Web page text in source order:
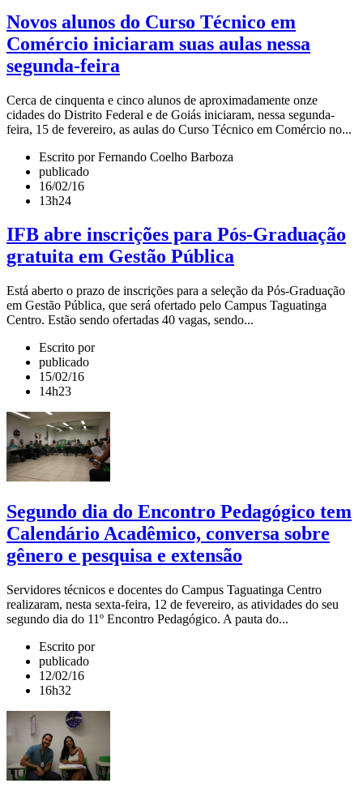
Novos alunos do Curso Técnico em
Comércio iniciaram suas aulas nessa
segunda-feira
Cerca de cinquenta e cinco alunos de aproximadamente onze
cidades do Distrito Federal e de Goiás iniciaram, nessa segunda-
feira, 15 de fevereiro, as aulas do Curso Técnico em Comércio no...
Escrito por Fernando Coelho Barboza
publicado
16/02/16
13h24
IFB abre inscrições para Pós-Graduação
gratuita em Gestão Pública
Está aberto o prazo de inscrições para a seleção da Pós-Graduação
em Gestão Pública, que será ofertado pelo Campus Taguatinga
Centro. Estão sendo ofertadas 40 vagas, sendo...
Escrito por
publicado
15/02/16
14h23
Segundo dia do Encontro Pedagógico tem
Calendário Acadêmico, conversa sobre
gênero e pesquisa e extensão
Servidores técnicos e docentes do Campus Taguatinga Centro
realizaram, nesta sexta-feira, 12 de fevereiro, as atividades do seu
segundo dia do 11º Encontro Pedagógico. A pauta do...
Escrito por
publicado
12/02/16
16h32